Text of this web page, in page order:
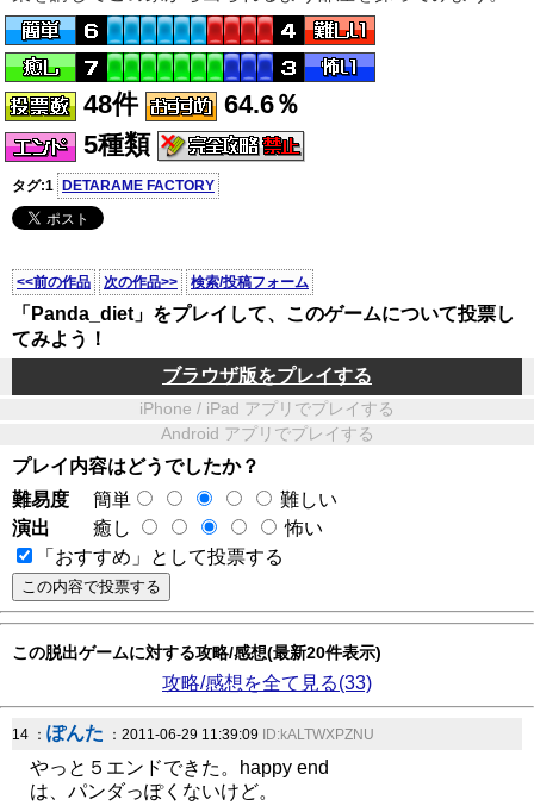
48件
64.6％
5種類
タグ:1 DETARAME FACTORY
<<前の作品 次の作品>> 検索/投稿フォーム
「Panda_diet」をプレイして、このゲームについて投票し
てみよう！
ブラウザ版をプレイする
iPhone / iPad アプリでプレイする
Android アプリでプレイする
プレイ内容はどうでしたか？
難易度
簡単
難しい
演出
癒し
怖い
「おすすめ」として投票する
この脱出ゲームに対する攻略/感想(最新20件表示)
攻略/感想を全て見る(33)
14 ： ぽんた ：2011-06-29 11:39:09 ID:kALTWXPZNU
やっと５エンドできた。happy end
は、パンダっぽくないけど。